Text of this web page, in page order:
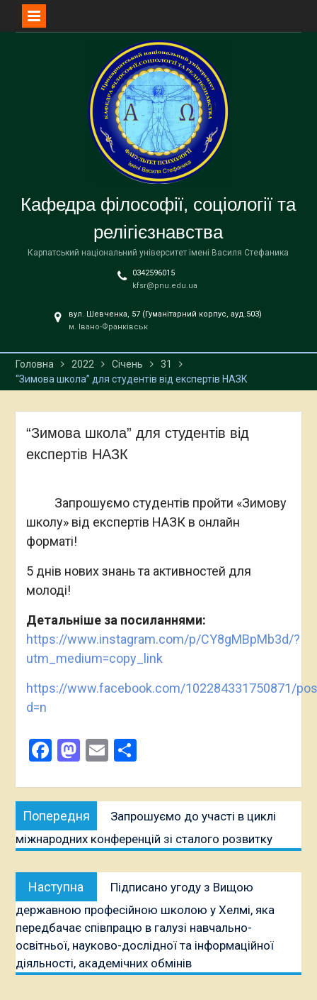
Кафедра філософії, соціології та
релігієзнавства
Карпатський національний університет імені Василя Стефаника
0342596015
kfsr@pnu.edu.ua
вул. Шевченка, 57 (Гуманітарний корпус, ауд.503)
м. Івано-Франківськ
Головна 2022 Січень
31
“Зимова школа” для студентів від експертів НАЗК
“Зимова школа” для студентів від
експертів НАЗК
Запрошуємо студентів пройти «Зимову
школу» від експертів НАЗК в онлайн
форматі!
5 днів нових знань та активностей для
молоді!
Детальніше за посиланнями:
https://www.instagram.com/p/CY8gMBpMb3d/?
utm_medium=copy_link
https://www.facebook.com/102284331750871/
d=n
Facebook
Mastodon
EmailПоділитися
Навігація
записів
Попередня
публікація:
Запрошуємо до участі в циклі
міжнародних конференцій зі сталого розвитку
Наступна
публікація:
Підписано угоду з Вищою
державною професійною школою у Хелмі, яка
передбачає співпрацю в галузі навчально-
освітньої, науково-дослідної та інформаційної
діяльності, академічних обмінів